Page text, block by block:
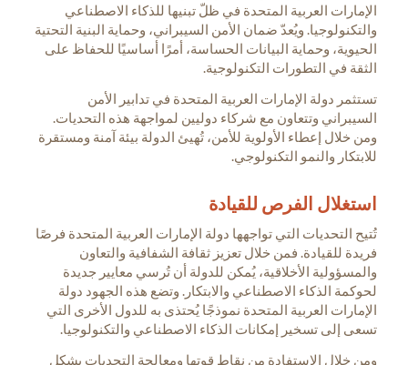
الإمارات العربية المتحدة في ظلّ تبنيها للذكاء الاصطناعي
والتكنولوجيا. ويُعدّ ضمان الأمن السيبراني، وحماية البنية التحتية
الحيوية، وحماية البيانات الحساسة، أمرًا أساسيًا للحفاظ على
الثقة في التطورات التكنولوجية.
تستثمر دولة الإمارات العربية المتحدة في تدابير الأمن
السيبراني وتتعاون مع شركاء دوليين لمواجهة هذه التحديات.
ومن خلال إعطاء الأولوية للأمن، تُهيئ الدولة بيئة آمنة ومستقرة
للابتكار والنمو التكنولوجي.
استغلال الفرص للقيادة
تُتيح التحديات التي تواجهها دولة الإمارات العربية المتحدة فرصًا
فريدة للقيادة. فمن خلال تعزيز ثقافة الشفافية والتعاون
والمسؤولية الأخلاقية، يُمكن للدولة أن تُرسي معايير جديدة
لحوكمة الذكاء الاصطناعي والابتكار. وتضع هذه الجهود دولة
الإمارات العربية المتحدة نموذجًا يُحتذى به للدول الأخرى التي
تسعى إلى تسخير إمكانات الذكاء الاصطناعي والتكنولوجيا.
ومن خلال الاستفادة من نقاط قوتها ومعالجة التحديات بشكل